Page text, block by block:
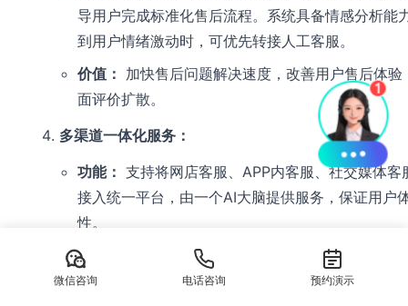
导用户完成标准化售后流程。系统具备情感分析能
到用户情绪激动时，可优先转接人工客服。
价值： 加快售后问题解决速度，改善用户售后体验
面评价扩散。
多渠道一体化服务：
功能： 支持将网店客服、APP内客服、社交媒体客
接入统一平台，由一个AI大脑提供服务，保证用户
性。
价值：
统一管理，数据互通，避免用户在不同渠道
问题。
微信咨询 电话咨询 预约演示